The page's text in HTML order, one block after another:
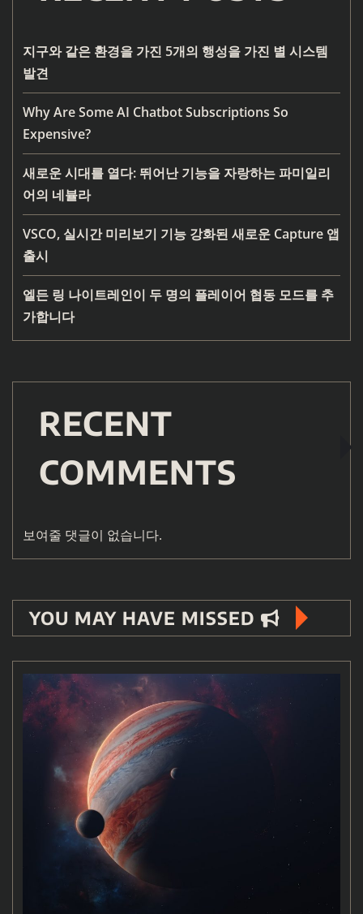
지구와 같은 환경을 가진 5개의 행성을 가진 별 시스템
발견
Why Are Some AI Chatbot Subscriptions So
Expensive?
새로운 시대를 열다: 뛰어난 기능을 자랑하는 파미일리
어의 네뷸라
VSCO, 실시간 미리보기 기능 강화된 새로운 Capture 앱
출시
엘든 링 나이트레인이 두 명의 플레이어 협동 모드를 추
가합니다
RECENT
COMMENTS
보여줄 댓글이 없습니다.
YOU MAY HAVE MISSED